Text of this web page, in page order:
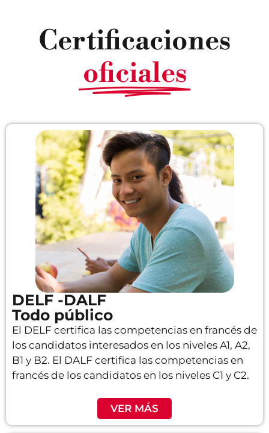
Certificaciones
oficiales
DELF -DALF
Todo público
El DELF certifica las competencias en francés de
los candidatos interesados en los niveles A1, A2,
B1 y B2. El DALF certifica las competencias en
francés de los candidatos en los niveles C1 y C2.
VER MÁS